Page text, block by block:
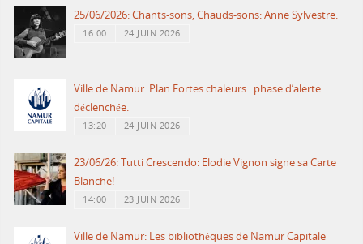
25/06/2026: Chants-sons, Chauds-sons: Anne Sylvestre.
16:00 24 JUIN 2026
Ville de Namur: Plan Fortes chaleurs : phase d’alerte
déclenchée.
13:20 24 JUIN 2026
23/06/26: Tutti Crescendo: Elodie Vignon signe sa Carte
Blanche!
14:00 23 JUIN 2026
Ville de Namur: Les bibliothèques de Namur Capitale